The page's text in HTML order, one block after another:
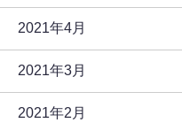
2021年4月
2021年3月
2021年2月